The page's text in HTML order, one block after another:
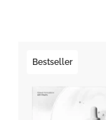
Bestseller